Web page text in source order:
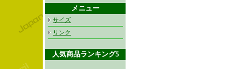
メニュー
サイズ
リンク
人気商品ランキング5